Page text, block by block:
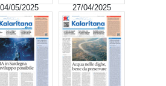
04/05/2025 27/04/2025